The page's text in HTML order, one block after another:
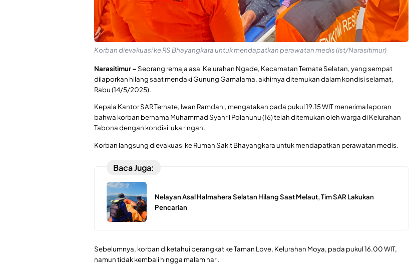
Korban dievakuasi ke RS Bhayangkara untuk mendapatkan perawatan medis (Ist/Narasitimur)
Narasitimur –Seorang remaja asal Kelurahan Ngade, Kecamatan Ternate Selatan, yang sempat
dilaporkan hilang saat mendaki Gunung Gamalama, akhirnya ditemukan dalam kondisi selamat,
Rabu (14/5/2025).
Kepala Kantor SAR Ternate, Iwan Ramdani, mengatakan pada pukul 19.15 WIT menerima laporan
bahwa korban bernama Muhammad Syahril Polanunu (16) telah ditemukan oleh warga di Kelurahan
Tabona dengan kondisi luka ringan.
Korban langsung dievakuasi ke Rumah Sakit Bhayangkara untuk mendapatkan perawatan medis.
Baca Juga:
Nelayan Asal Halmahera Selatan Hilang Saat Melaut, Tim SAR Lakukan
Pencarian
Sebelumnya, korban diketahui berangkat ke Taman Love, Kelurahan Moya, pada pukul 16.00 WIT,
namun tidak kembali hingga malam hari.